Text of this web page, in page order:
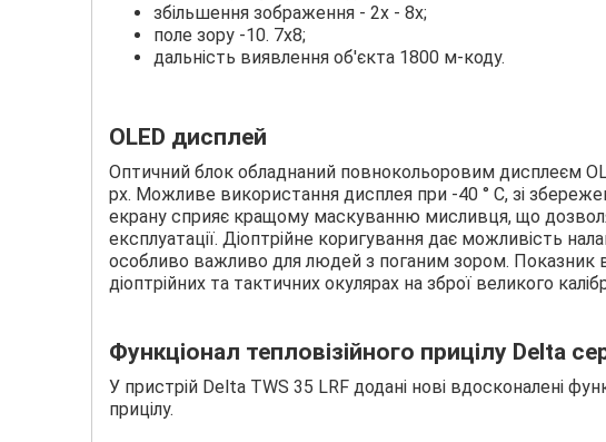
збільшення зображення - 2х - 8х;
поле зору -10. 7x8;
дальність виявлення об'єкта 1800 м-коду.
OLED дисплей
Оптичний блок обладнаний повнокольоровим дисплеєм
рх. Можливе використання дисплея при -40 ° C, зі
екрану сприяє кращому маскуванню мисливця, що
експлуатації. Діоптрійне коригування дає можливість
особливо важливо для людей з поганим зором. Показник
діоптрійних та тактичних окулярах на зброї великого
Функціонал тепловізійного прицілу Delta
У пристрій Delta TWS 35 LRF додані нові вдосконалені
прицілу.